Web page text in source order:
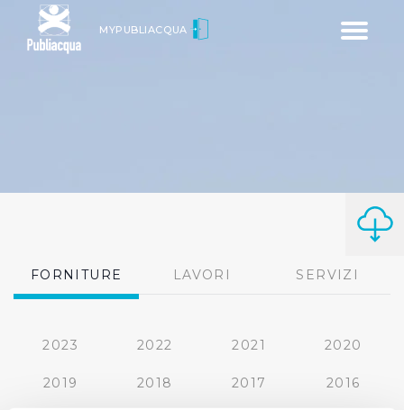
Toggle
MYPUBLIACQUA
FORNITURE LAVORI SERVIZI
2023 2022 2021 2020
2019 2018 2017 2016